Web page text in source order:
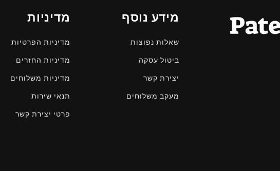
מידע נוסף
שאלות נפוצות
ביטול עסקה
יצירת קשר
מעקב משלוחים
מדיניות
מדיניות הפרטיות
מדיניות החזרים
מדיניות משלוחים
תנאי שירות
פרטי יצירת קשר